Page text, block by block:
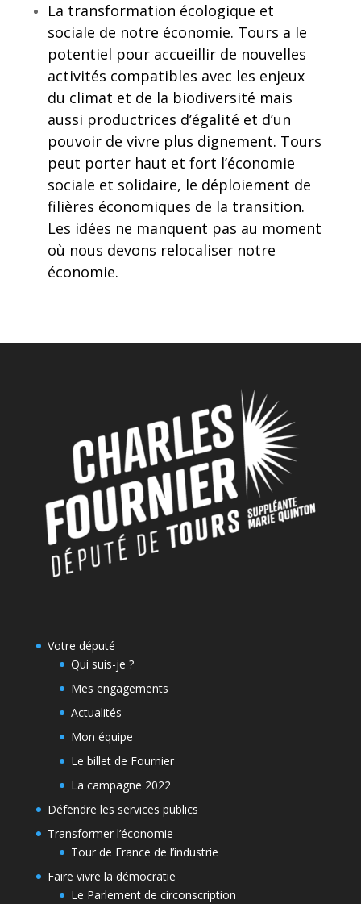
La transformation écologique et
sociale de notre économie. Tours a le
potentiel pour accueillir de nouvelles
activités compatibles avec les enjeux
du climat et de la biodiversité mais
aussi productrices d’égalité et d’un
pouvoir de vivre plus dignement. Tours
peut porter haut et fort l’économie
sociale et solidaire, le déploiement de
filières économiques de la transition.
Les idées ne manquent pas au moment
où nous devons relocaliser notre
économie.
Votre député
Qui suis-je ?
Mes engagements
Actualités
Mon équipe
Le billet de Fournier
La campagne 2022
Défendre les services publics
Transformer l’économie
Tour de France de l’industrie
Faire vivre la démocratie
Le Parlement de circonscription